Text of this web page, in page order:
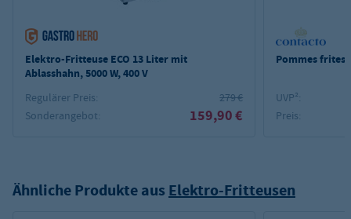
Elektro-Fritteuse ECO 13 Liter mit
Ablasshahn, 5000 W, 400 V
Regulärer Preis:
279 €
Sonderangebot:
159,90 €
Pommes
UVP²:
Preis:
Ähnliche Produkte aus Elektro-Fritteusen